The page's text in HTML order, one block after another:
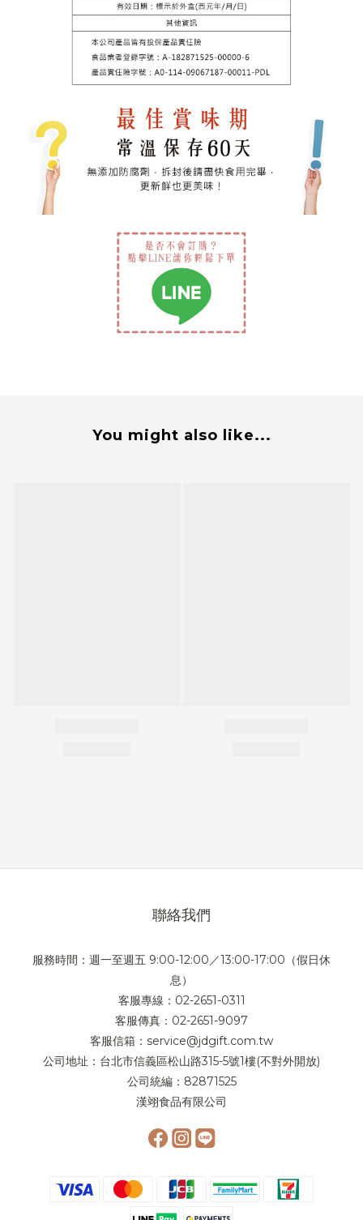
You might also like...
聯絡我們
服務時間：週一至週五 9:00-12:00／13:00-17:00（假日休
息）
客服專線：02-2651-0311
客服傳真：02-2651-9097
客服信箱：service@jdgift.com.tw
公司地址：台北市信義區松山路315-5號1樓(不對外開放)
公司統編：82871525
漢翊食品有限公司